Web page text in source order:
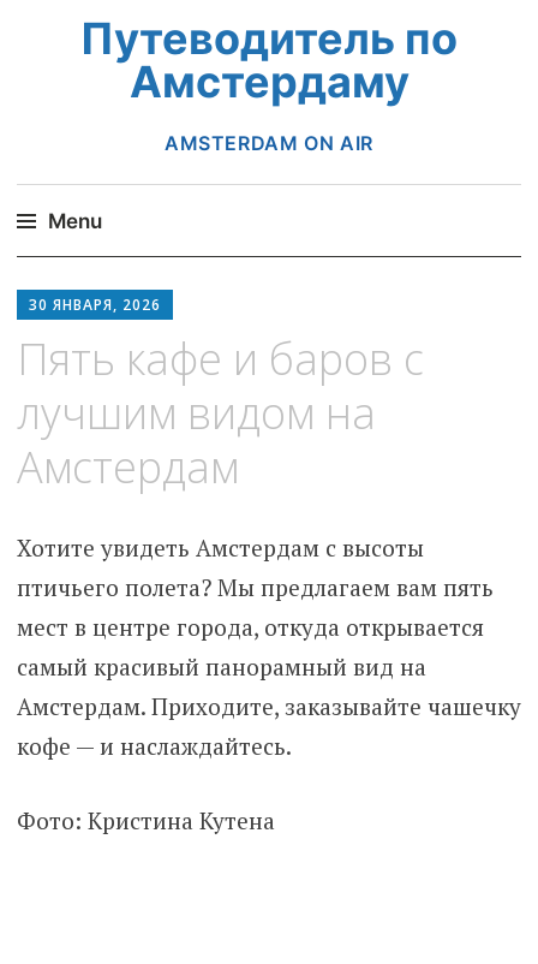
Путеводитель по
Амстердаму
AMSTERDAM ON AIR
Menu
to30 ЯНВАРЯ, 2026
Пять кафе и баров с
лучшим видом на
Амстердам
Хотите увидеть Амстердам с высоты
птичьего полета? Мы предлагаем вам пять
мест в центре города, откуда открывается
самый красивый панорамный вид на
Амстердам. Приходите, заказывайте чашечку
кофе — и наслаждайтесь.
Фото: Кристина Кутена